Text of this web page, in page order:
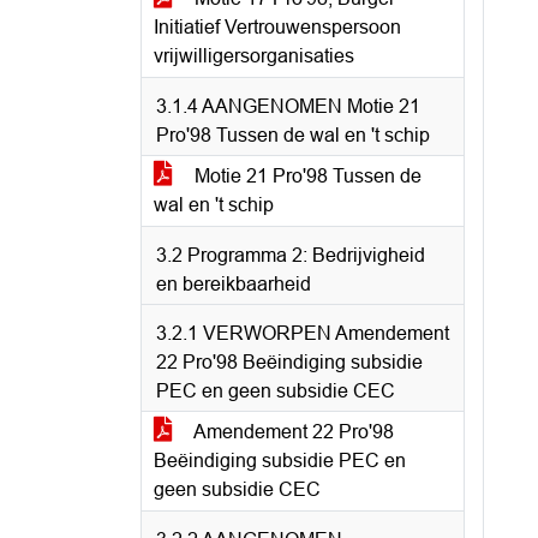
Initiatief Vertrouwenspersoon
vrijwilligersorganisaties
3.1.4 AANGENOMEN Motie 21
Pro'98 Tussen de wal en 't schip
Motie 21 Pro'98 Tussen de
wal en 't schip
3.2 Programma 2: Bedrijvigheid
en bereikbaarheid
3.2.1 VERWORPEN Amendement
22 Pro'98 Beëindiging subsidie
PEC en geen subsidie CEC
Amendement 22 Pro'98
Beëindiging subsidie PEC en
geen subsidie CEC